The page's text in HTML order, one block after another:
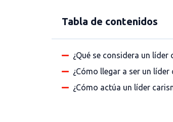
Tabla de contenidos
¿Qué se considera un líder
¿Cómo llegar a ser un
¿Cómo actúa un líder